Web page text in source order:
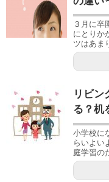
３月に卒
にとりか
ツはあま
リビン
る？机
小学校に
らいよい
庭学習の